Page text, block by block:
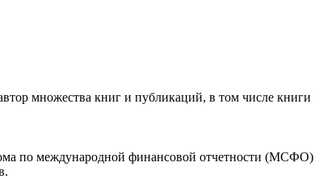
множества книг и публикаций, в том числе книги
по международной финансовой отчетности (МСФО)